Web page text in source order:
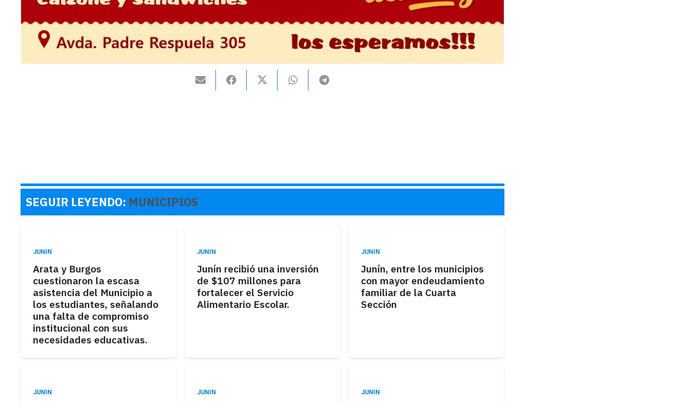
SEGUIR LEYENDO: MUNICIPIOS
JUNIN
Arata y Burgos
cuestionaron la escasa
asistencia del Municipio a
los estudiantes, señalando
una falta de compromiso
institucional con sus
necesidades educativas.
JUNIN
Junín recibió una inversión
de $107 millones para
fortalecer el Servicio
Alimentario Escolar.
JUNIN
Junín, entre los municipios
con mayor endeudamiento
familiar de la Cuarta
Sección
JUNIN JUNIN JUNIN